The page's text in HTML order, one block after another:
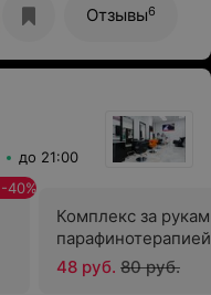
Отзывы6
до 21:00
-40%
Комплекс за
парафинотерапией
48 руб. 80 руб.